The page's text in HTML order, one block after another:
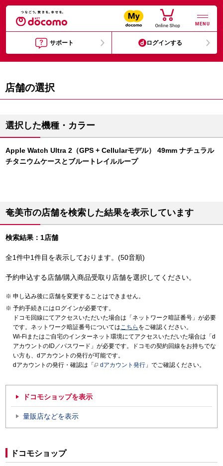
MENU
サポート ログインする
店舗の選択
選択した機種・カラー
Apple Watch Ultra 2（GPS + Cellularモデル） 49mm ナチュラル
チタニウムケースとブルートレイルループ
奄美市の店舗を検索した結果を表示しています
検索結果：1店舗
全1件中1件目を表示しております。(50音順)
予約申込する店舗/購入商品受取り店舗を選択してください。
申し込み後に店舗を変更することはできません。
予約手続きにはログインが必要です。
ドコモ回線にてアクセスいただいた場合は「ネットワーク暗証番号」が必要
です。ネットワーク暗証番号についてはこちら をご確認ください。
Wi-Fiまたはご自宅のインターネット環境にてアクセスいただいた場合は「d
アカウントのID／パスワード」が必要です。ドコモの契約回線をお持ちでな
い方も、dアカウントの発行が可能です。
dアカウントの発行・確認は「
dアカウント発行 」でご確認ください。
ドコモショップを表示
量販店などを表示
ドコモショップ